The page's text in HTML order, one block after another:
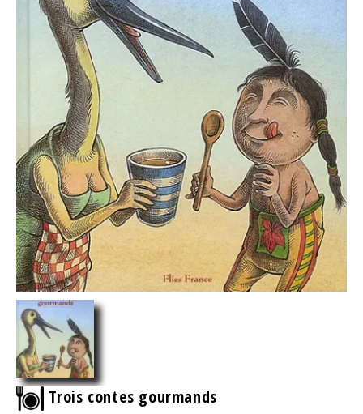
Trois contes gourmands